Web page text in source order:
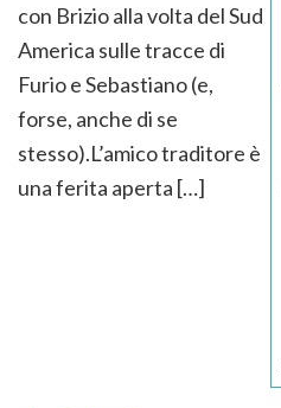
con Brizio alla volta del Sud
America sulle tracce di
Furio e Sebastiano (e,
forse, anche di se
stesso).L’amico traditore è
una ferita aperta […]